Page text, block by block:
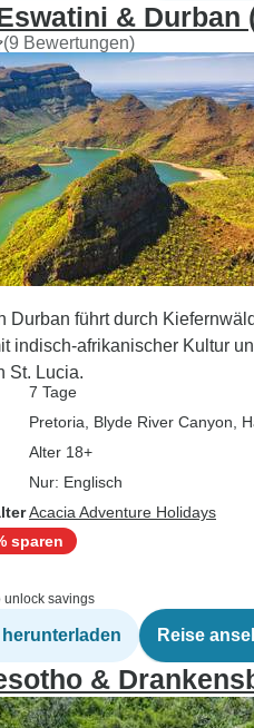
& Durban
(9 Bewertungen)
Durban führt durch
indisch-afrikanischer Kultur
St. Lucia.
7 Tage
Pretoria , Blyde River Canyon ,
Alter 18+
Nur: Englisch
Acacia Adventure Holidays
sparen
unlock savings
Reise
&